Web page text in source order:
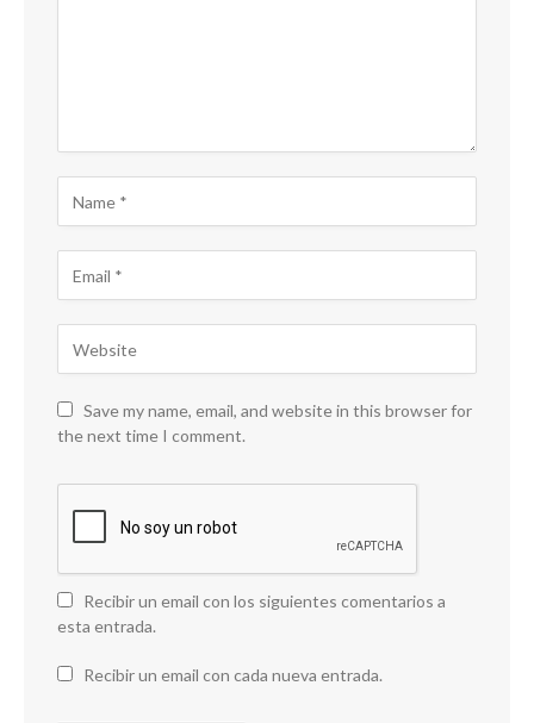
Save my name, email, and website in this browser for
the next time I comment.
Recibir un email con los siguientes comentarios a
esta entrada.
Recibir un email con cada nueva entrada.